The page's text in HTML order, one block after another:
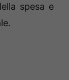
spesa e